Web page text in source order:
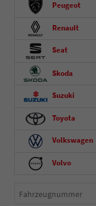
Peugeot
Renault
Seat
Skoda
Suzuki
Toyota
Volkswagen
Volvo
Fahrzeugnummer